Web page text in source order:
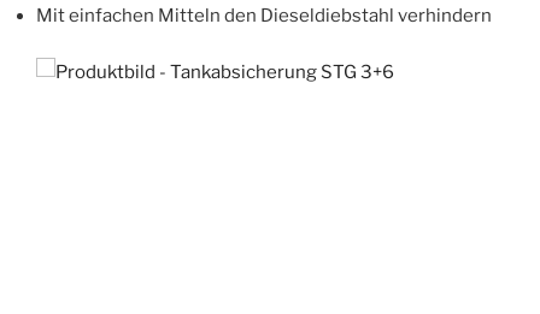
Mit einfachen Mitteln den Dieseldiebstahl verhindern